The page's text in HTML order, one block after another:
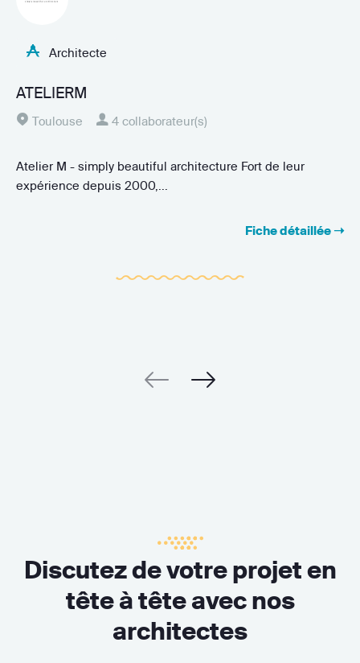
Architecte
ATELIERM
Toulouse 4 collaborateur(s)
Atelier M - simply beautiful architecture Fort de leur
expérience depuis 2000,...
Fiche détaillée ➝
Discutez de votre projet en
tête à tête avec nos
architectes